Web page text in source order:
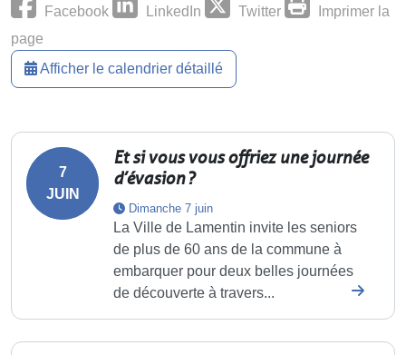
Facebook LinkedIn Twitter
Imprimer la
page
Afficher le calendrier détaillé
7
JUIN
Et si vous vous offriez une journée
d’évasion ?
Dimanche 7 juin
La Ville de Lamentin invite les seniors
de plus de 60 ans de la commune à
embarquer pour deux belles journées
de découverte à travers...